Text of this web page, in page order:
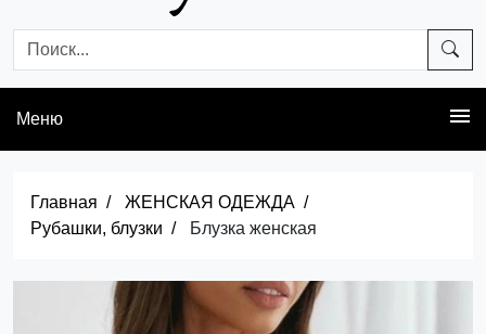
Меню
Главная
ЖЕНСКАЯ ОДЕЖДА
Рубашки, блузки
Блузка женская